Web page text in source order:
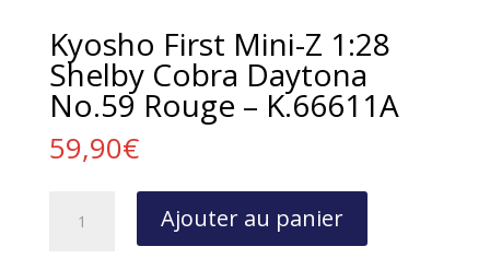
Kyosho First Mini-Z 1:28
Shelby Cobra Daytona
No.59 Rouge – K.66611A
59,90€
Ajouter au panier